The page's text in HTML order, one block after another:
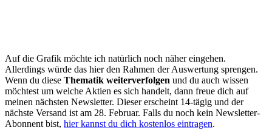
Auf die Grafik möchte ich natürlich noch näher eingehen.
Allerdings würde das hier den Rahmen der Auswertung sprengen.
Wenn du diese Thematik weiterverfolgen und du auch wissen
möchtest um welche Aktien es sich handelt, dann freue dich auf
meinen nächsten Newsletter. Dieser erscheint 14-tägig und der
nächste Versand ist am 28. Februar. Falls du noch kein Newsletter-
Abonnent bist, hier kannst du dich kostenlos eintragen.